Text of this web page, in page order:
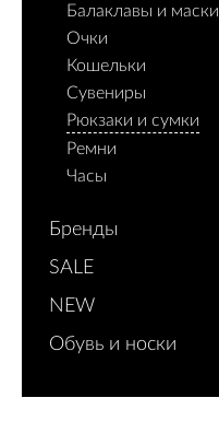
Балаклавы и маски
Очки
Кошельки
Сувениры
Рюкзаки и сумки
Ремни
Часы
Бренды
SALE
NEW
Обувь и носки